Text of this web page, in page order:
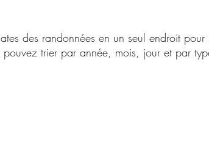
des randonnées en un seul endroit
pouvez trier par année, mois, jour et par